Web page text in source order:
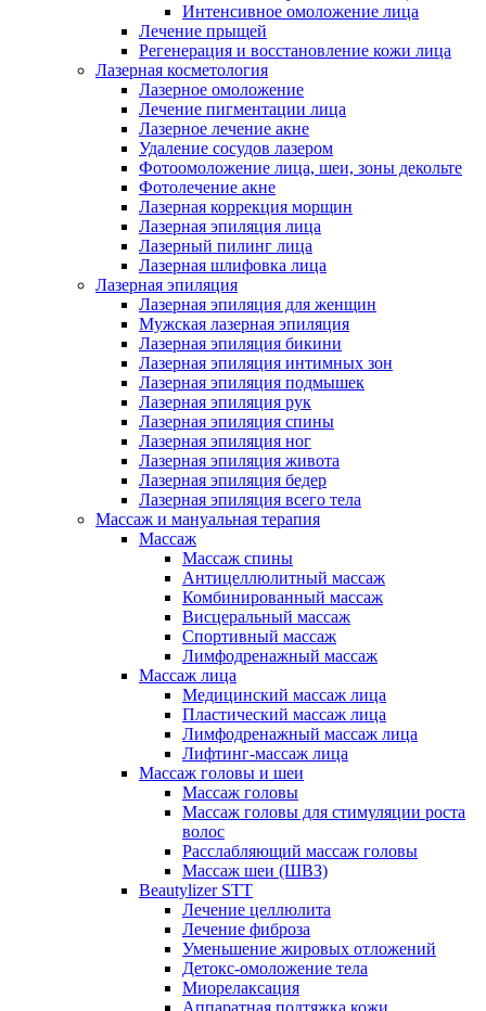
Интенсивное омоложение лица
Лечение прыщей
Регенерация и восстановление кожи лица
Лазерная косметология
Лазерное омоложение
Лечение пигментации лица
Лазерное лечение акне
Удаление сосудов лазером
Фотоомоложение лица, шеи, зоны декольте
Фотолечение акне
Лазерная коррекция морщин
Лазерная эпиляция лица
Лазерный пилинг лица
Лазерная шлифовка лица
Лазерная эпиляция
Лазерная эпиляция для женщин
Мужская лазерная эпиляция
Лазерная эпиляция бикини
Лазерная эпиляция интимных зон
Лазерная эпиляция подмышек
Лазерная эпиляция рук
Лазерная эпиляция спины
Лазерная эпиляция ног
Лазерная эпиляция живота
Лазерная эпиляция бедер
Лазерная эпиляция всего тела
Массаж и мануальная терапия
Массаж
Массаж спины
Антицеллюлитный массаж
Комбинированный массаж
Висцеральный массаж
Спортивный массаж
Лимфодренажный массаж
Массаж лица
Медицинский массаж лица
Пластический массаж лица
Лимфодренажный массаж лица
Лифтинг-массаж лица
Массаж головы и шеи
Массаж головы
Массаж головы для стимуляции роста
волос
Расслабляющий массаж головы
Массаж шеи (ШВЗ)
Beautylizer STT
Лечение целлюлита
Лечение фиброза
Уменьшение жировых отложений
Детокс-омоложение тела
Миорелаксация
Аппаратная подтяжка кожи